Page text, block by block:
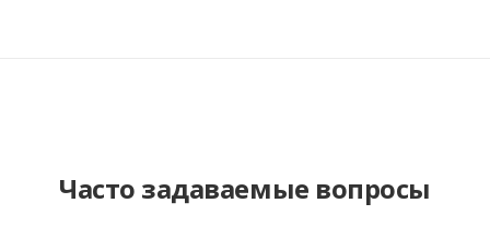
Часто задаваемые вопросы